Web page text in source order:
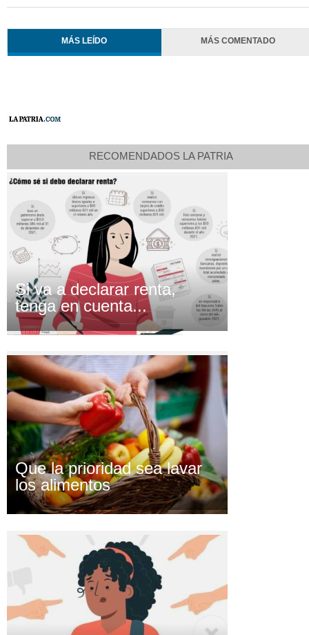
MÁS LEÍDO MÁS COMENTADO
RECOMENDADOS LA PATRIA
Si va a declarar renta,
tenga en cuenta...
Que la prioridad sea lavar
los alimentos